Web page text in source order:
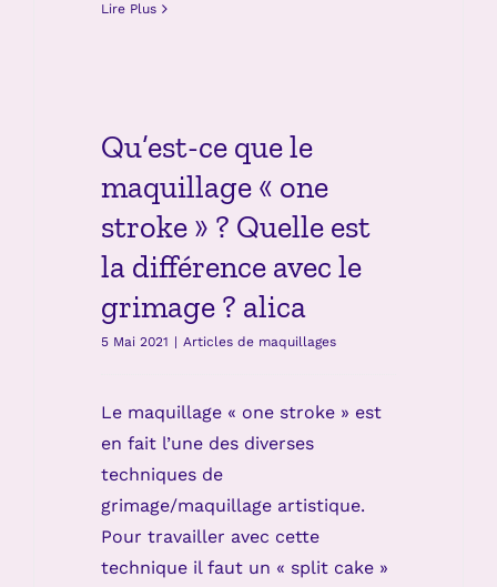
Lire Plus
Qu’est-ce que le
maquillage « one
stroke » ? Quelle est
la différence avec le
grimage ? alica
5 Mai 2021 | Articles de maquillages
Le maquillage « one stroke » est
en fait l’une des diverses
techniques de
grimage/maquillage artistique.
Pour travailler avec cette
technique il faut un « split cake »